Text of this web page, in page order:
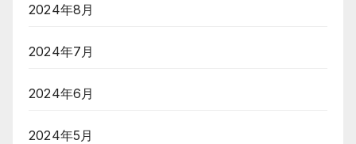
2024年8月
2024年7月
2024年6月
2024年5月